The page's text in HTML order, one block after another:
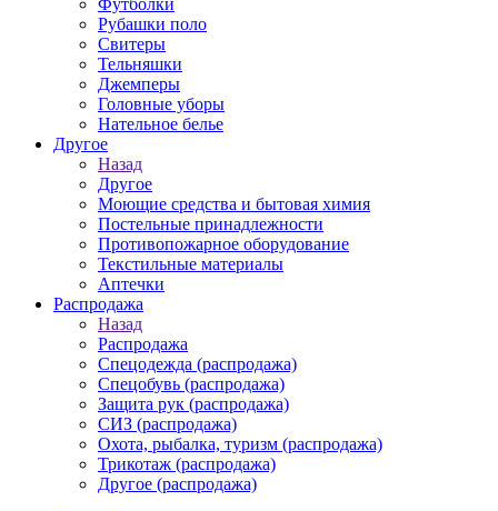
Футболки
Рубашки поло
Свитеры
Тельняшки
Джемперы
Головные уборы
Нательное белье
Другое
Назад
Другое
Моющие средства и бытовая химия
Постельные принадлежности
Противопожарное оборудование
Текстильные материалы
Аптечки
Распродажа
Назад
Распродажа
Спецодежда (распродажа)
Спецобувь (распродажа)
Защита рук (распродажа)
СИЗ (распродажа)
Охота, рыбалка, туризм (распродажа)
Трикотаж (распродажа)
Другое (распродажа)